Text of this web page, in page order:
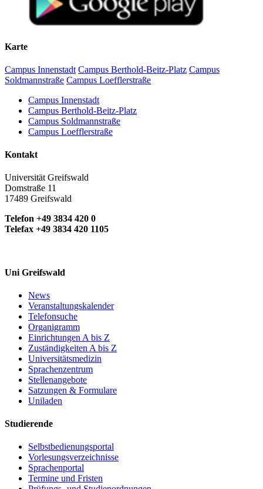
Karte
Campus Innenstadt Campus Berthold-Beitz-Platz Campus
Soldmannstraße Campus Loefflerstraße
Campus Innenstadt
Campus Berthold-Beitz-Platz
Campus Soldmannstraße
Campus Loefflerstraße
Kontakt
Universität Greifswald
Domstraße 11
17489 Greifswald
Telefon +49 3834 420 0
Telefax +49 3834 420 1105
Uni Greifswald
News
Veranstaltungskalender
Telefonsuche
Organigramm
Einrichtungen A bis Z
Zuständigkeiten A bis Z
Universitätsmedizin
Sprachenzentrum
Stellenangebote
Satzungen & Formulare
Uniladen
Studierende
Selbstbedienungsportal
Vorlesungsverzeichnisse
Sprachenportal
Termine und Fristen